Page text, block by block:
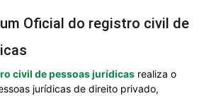
um Oficial do registro civil de
civil de pessoas jurídicas realiza o
jurídicas de direito privado,